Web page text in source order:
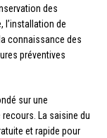
des
l’installation de
connaissance des
préventives
sur une
La saisine du
et rapide pour